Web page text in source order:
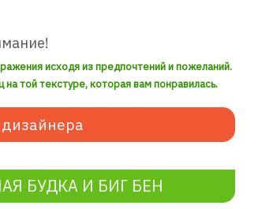
исходя из предпочтений и пожеланий.
той текстуре, которая вам понравилась.
БУДКА И БИГ БЕН